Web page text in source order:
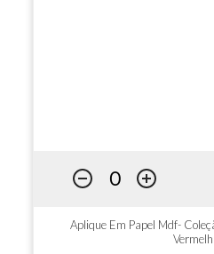
Aplique Em Papel Mdf-